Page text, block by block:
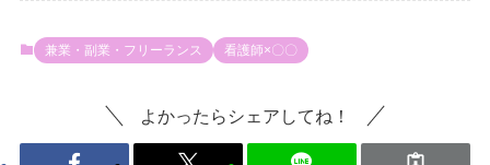
兼業・副業・フリーランス 看護師×〇〇
よかったらシェアしてね！